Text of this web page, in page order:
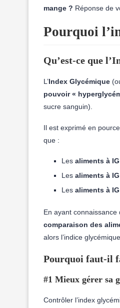
mange ? Réponse de
Pourquoi
Qu’est-ce que
L’Index Glycémique
pouvoir «
sucre sanguin).
Il est exprimé en
que :
Les aliments à
Les aliments à
Les aliments à
En ayant connaissance
comparaison des
alors l’indice
Pourquoi faut-il
#1 Mieux gérer sa
Contrôler l’index